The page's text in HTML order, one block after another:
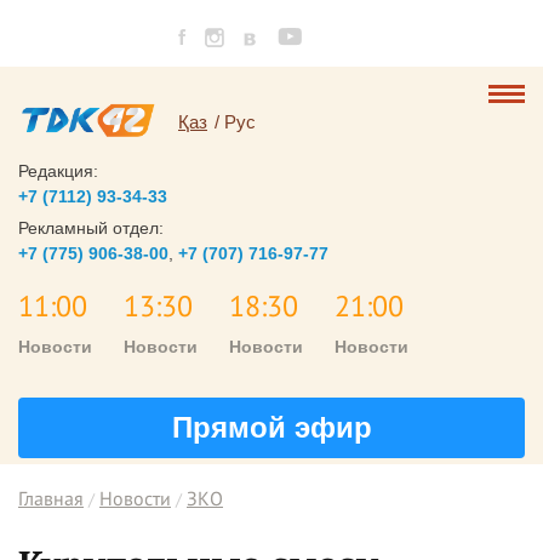
Қаз Рус
Редакция:
+7 (7112) 93-34-33
Рекламный отдел:
+7 (775) 906-38-00 +7 (707) 716-97-77
11:00
Новости
13:30
Новости
18:30
Новости
21:00
Новости
Прямой эфир
Главная Новости ЗКО